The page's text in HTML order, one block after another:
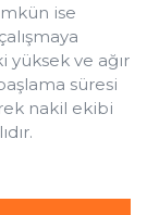
ise
yüksek ve ağır
süresi
nakil ekibi